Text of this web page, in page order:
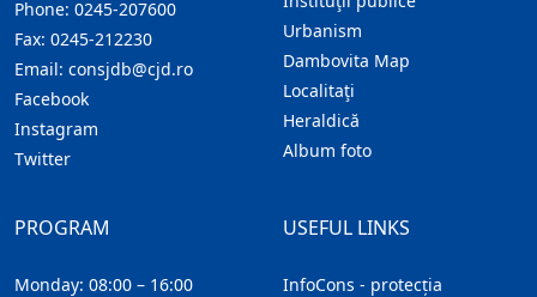
Phone: 0245-207600
Fax: 0245-212230
Email: consjdb@cjd.ro
Facebook
Instagram
Twitter
Urbanism
Dambovita Map
Localitaţi
Heraldică
Album foto
USEFUL LINKS
InfoCons - protecția
PROGRAM
Monday: 08:00 – 16:00